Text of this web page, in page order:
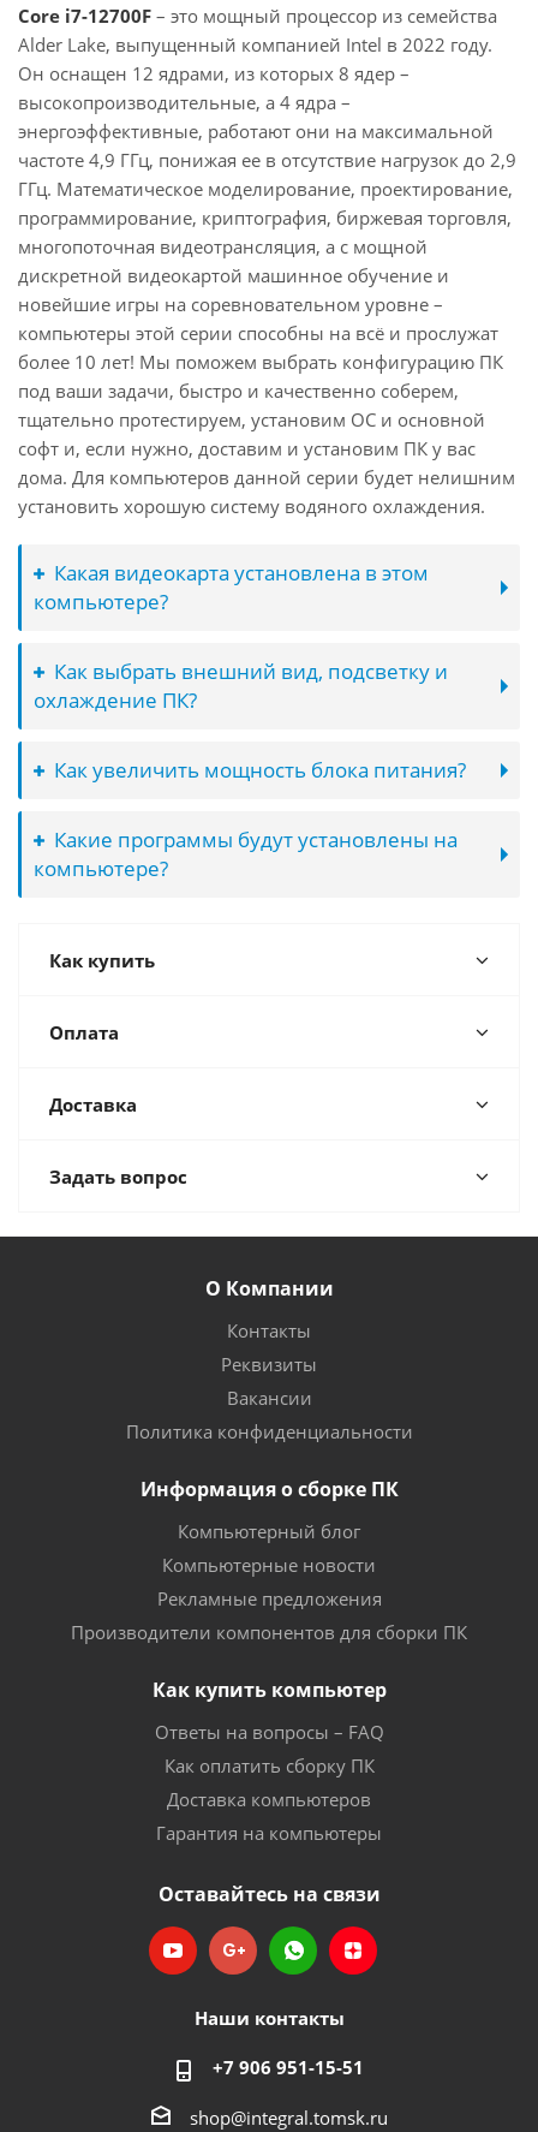
Core i7-12700F – это мощный процессор из семейства
Alder Lake, выпущенный компанией Intel в 2022 году.
Он оснащен 12 ядрами, из которых 8 ядер –
высокопроизводительные, а 4 ядра –
энергоэффективные, работают они на максимальной
частоте 4,9 ГГц, понижая ее в отсутствие нагрузок до 2,9
ГГц. Математическое моделирование, проектирование,
программирование, криптография, биржевая торговля,
многопоточная видеотрансляция, а с мощной
дискретной видеокартой машинное обучение и
новейшие игры на соревновательном уровне –
компьютеры этой серии способны на всё и прослужат
более 10 лет! Мы поможем выбрать конфигурацию ПК
под ваши задачи, быстро и качественно соберем,
тщательно протестируем, установим ОС и основной
софт и, если нужно, доставим и установим ПК у вас
дома. Для компьютеров данной серии будет нелишним
установить хорошую систему водяного охлаждения.
Какая видеокарта установлена в этом
компьютере?
Как выбрать внешний вид, подсветку и
охлаждение ПК?
Как увеличить мощность блока питания?
Какие программы будут установлены на
компьютере?
Как купить
Оплата
Доставка
Задать вопрос
О Компании
Контакты
Реквизиты
Вакансии
Политика конфиденциальности
Информация о сборке ПК
Компьютерный блог
Компьютерные новости
Рекламные предложения
Производители компонентов для сборки ПК
Как купить компьютер
Ответы на вопросы – FAQ
Как оплатить сборку ПК
Доставка компьютеров
Гарантия на компьютеры
Оставайтесь на связи
Наши контакты
+7 906 951-15-51
shop@integral.tomsk.ru